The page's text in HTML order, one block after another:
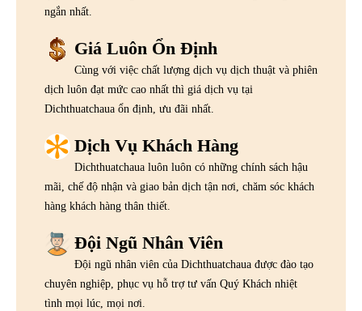
ngắn nhất.
Giá Luôn Ổn Định
Cùng với việc chất lượng dịch vụ dịch thuật và phiên
dịch luôn đạt mức cao nhất thì giá dịch vụ tại
Dichthuatchaua ổn định, ưu đãi nhất.
Dịch Vụ Khách Hàng
Dichthuatchaua luôn luôn có những chính sách hậu
mãi, chế độ nhận và giao bản dịch tận nơi, chăm sóc khách
hàng khách hàng thân thiết.
Đội Ngũ Nhân Viên
Đội ngũ nhân viên của Dichthuatchaua được đào tạo
chuyên nghiệp, phục vụ hỗ trợ tư vấn Quý Khách nhiệt
tình mọi lúc, mọi nơi.